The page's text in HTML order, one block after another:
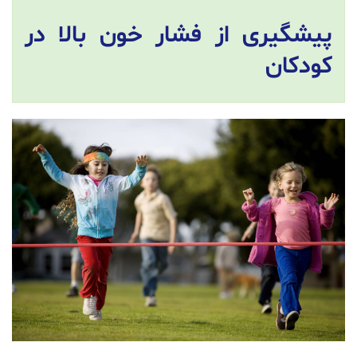
پیشگیری از فشار خون بالا در
کودکان